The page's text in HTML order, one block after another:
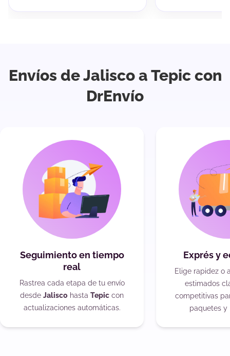
Envíos de Jalisco a Tepic con
DrEnvío
Seguimiento en tiempo
real
Rastrea cada etapa de tu envío
desde Jalisco hasta Tepic con
actualizaciones automáticas.
Exprés y
Elige rapidez o
estimados
competitivas
paquetes y